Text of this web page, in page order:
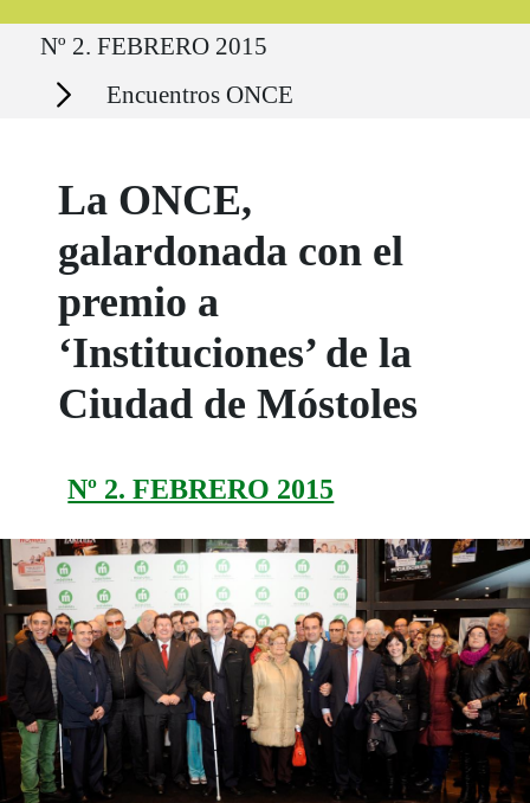
Ruta del sitio
Nº 2. FEBRERO 2015
Secciones Encuentros ONCE
La ONCE,
galardonada con el
premio a
‘Instituciones’ de la
Ciudad de Móstoles
Nº 2. FEBRERO 2015